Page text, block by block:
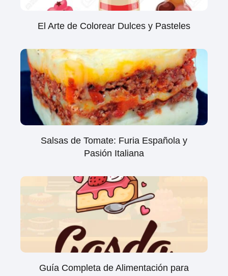
El Arte de Colorear Dulces y Pasteles
Salsas de Tomate: Furia Española y
Pasión Italiana
Guía Completa de Alimentación para